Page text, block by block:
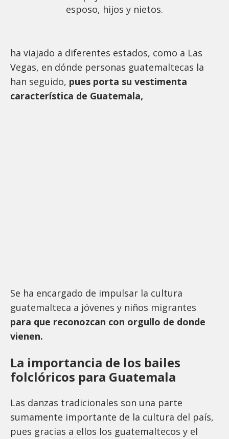
esposo, hijos y nietos.
ha viajado a diferentes estados, como a Las
Vegas, en dónde personas guatemaltecas la
han seguido, pues porta su vestimenta
característica de Guatemala,
Se ha encargado de impulsar la cultura
guatemalteca a jóvenes y niños migrantes
para que reconozcan con orgullo de donde
vienen.
La importancia de los bailes
folclóricos para Guatemala
Las danzas tradicionales son una parte
sumamente importante de la cultura del país,
pues gracias a ellos los guatemaltecos y el